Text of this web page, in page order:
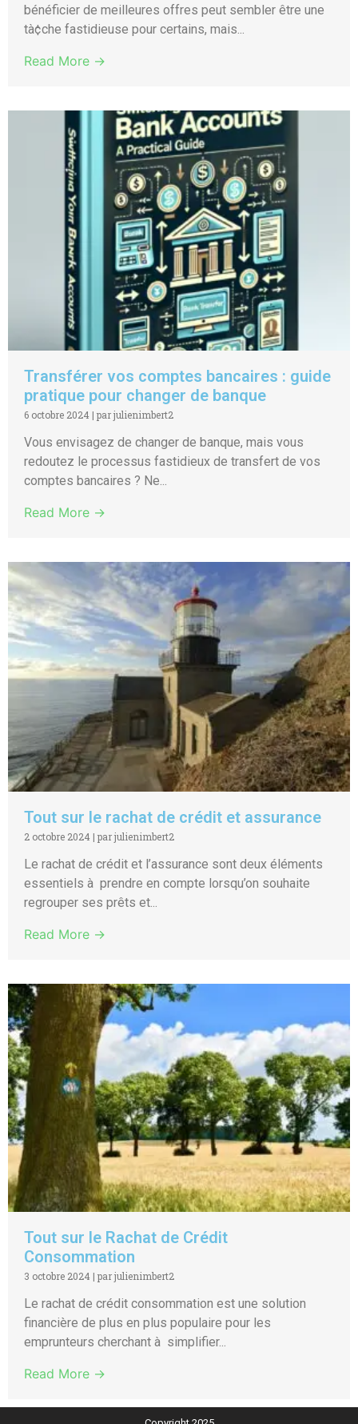
bénéficier de meilleures offres peut sembler être une
tà¢che fastidieuse pour certains, mais...
Read More →
Transférer vos comptes bancaires : guide
pratique pour changer de banque
6 octobre 2024 | par julienimbert2
Vous envisagez de changer de banque, mais vous
redoutez le processus fastidieux de transfert de vos
comptes bancaires ? Ne...
Read More →
Tout sur le rachat de crédit et assurance
2 octobre 2024 | par julienimbert2
Le rachat de crédit et l’assurance sont deux éléments
essentiels à prendre en compte lorsqu’on souhaite
regrouper ses prêts et...
Read More →
Tout sur le Rachat de Crédit
Consommation
3 octobre 2024 | par julienimbert2
Le rachat de crédit consommation est une solution
financière de plus en plus populaire pour les
emprunteurs cherchant à simplifier...
Read More →